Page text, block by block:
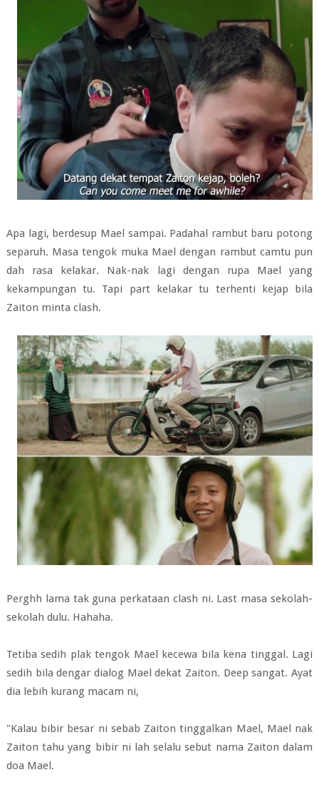
Apa lagi, berdesup Mael sampai. Padahal rambut baru potong
separuh. Masa tengok muka Mael dengan rambut camtu pun
dah rasa kelakar. Nak-nak lagi dengan rupa Mael yang
kekampungan tu. Tapi part kelakar tu terhenti kejap bila
Zaiton minta clash.
Perghh lama tak guna perkataan clash ni. Last masa sekolah-
sekolah dulu. Hahaha.
Tetiba sedih plak tengok Mael kecewa bila kena tinggal. Lagi
sedih bila dengar dialog Mael dekat Zaiton. Deep sangat. Ayat
dia lebih kurang macam ni,
"Kalau bibir besar ni sebab Zaiton tinggalkan Mael, Mael nak
Zaiton tahu yang bibir ni lah selalu sebut nama Zaiton dalam
doa Mael.